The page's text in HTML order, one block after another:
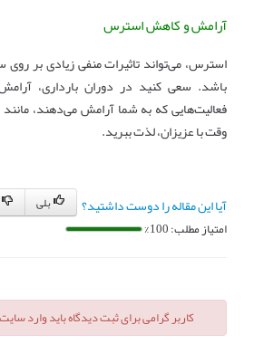
آرامش و کاهش استرس
استرس، می‌تواند تاثیرات منفی زیادی بر
باشد. سعی کنید در دوران بارداری،
فعالیت‌هایی که به شما آرامش می‌دهند،
وقت با عزیزان، لذت ببرید.
آیا این مقاله را دوست داشتید؟
امتیاز مطلب: 100%
کاربر گرامی برای ثبت دیدگاه باید وارد